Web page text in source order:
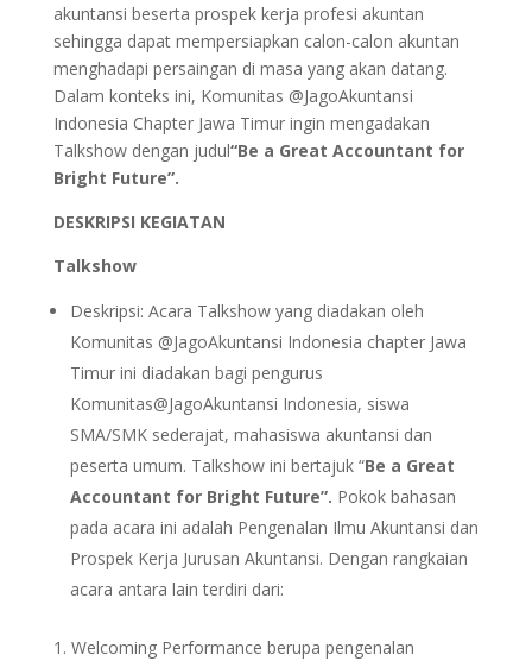
akuntansi beserta prospek kerja profesi akuntan
sehingga dapat mempersiapkan calon-calon akuntan
menghadapi persaingan di masa yang akan datang.
Dalam konteks ini, Komunitas @JagoAkuntansi
Indonesia Chapter Jawa Timur ingin mengadakan
Talkshow dengan judul“Be a Great Accountant for
Bright Future”.
DESKRIPSI KEGIATAN
Talkshow
Deskripsi: Acara Talkshow yang diadakan oleh
Komunitas @JagoAkuntansi Indonesia chapter Jawa
Timur ini diadakan bagi pengurus
Komunitas@JagoAkuntansi Indonesia, siswa
SMA/SMK sederajat, mahasiswa akuntansi dan
peserta umum. Talkshow ini bertajuk “Be a Great
Accountant for Bright Future”. Pokok bahasan
pada acara ini adalah Pengenalan Ilmu Akuntansi dan
Prospek Kerja Jurusan Akuntansi. Dengan rangkaian
acara antara lain terdiri dari:
Welcoming Performance berupa pengenalan